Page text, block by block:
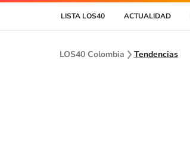
LISTA LOS40 ACTUALIDAD
LOS40 Colombia Tendencias